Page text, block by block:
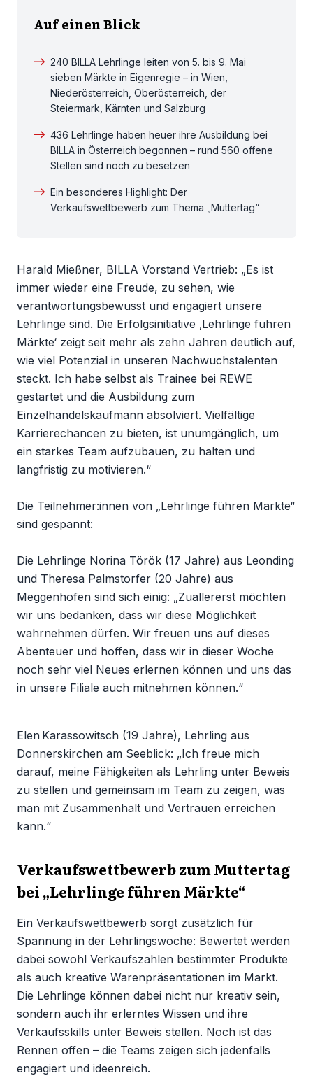
Auf einen Blick
240 BILLA Lehrlinge leiten von 5. bis 9. Mai
sieben Märkte in Eigenregie – in Wien,
Niederösterreich, Oberösterreich, der
Steiermark, Kärnten und Salzburg
436 Lehrlinge haben heuer ihre Ausbildung bei
BILLA in Österreich begonnen – rund 560 offene
Stellen sind noch zu besetzen
Ein besonderes Highlight: Der
Verkaufswettbewerb zum Thema „Muttertag“
Harald Mießner, BILLA Vorstand Vertrieb: „Es ist
immer wieder eine Freude, zu sehen, wie
verantwortungsbewusst und engagiert unsere
Lehrlinge sind. Die Erfolgsinitiative ‚Lehrlinge führen
Märkte‘ zeigt seit mehr als zehn Jahren deutlich auf,
wie viel Potenzial in unseren Nachwuchstalenten
steckt. Ich habe selbst als Trainee bei REWE
gestartet und die Ausbildung zum
Einzelhandelskaufmann absolviert. Vielfältige
Karrierechancen zu bieten, ist unumgänglich, um
ein starkes Team aufzubauen, zu halten und
langfristig zu motivieren.“
Die Teilnehmer:innen von „Lehrlinge führen Märkte“
sind gespannt:
Die Lehrlinge Norina Török (17 Jahre) aus Leonding
und Theresa Palmstorfer (20 Jahre) aus
Meggenhofen sind sich einig: „Zuallererst möchten
wir uns bedanken, dass wir diese Möglichkeit
wahrnehmen dürfen. Wir freuen uns auf dieses
Abenteuer und hoffen, dass wir in dieser Woche
noch sehr viel Neues erlernen können und uns das
in unsere Filiale auch mitnehmen können.“
Elen Karassowitsch (19 Jahre), Lehrling aus
Donnerskirchen am Seeblick: „Ich freue mich
darauf, meine Fähigkeiten als Lehrling unter Beweis
zu stellen und gemeinsam im Team zu zeigen, was
man mit Zusammenhalt und Vertrauen erreichen
kann.“
Verkaufswettbewerb zum Muttertag
bei „Lehrlinge führen Märkte“
Ein Verkaufswettbewerb sorgt zusätzlich für
Spannung in der Lehrlingswoche: Bewertet werden
dabei sowohl Verkaufszahlen bestimmter Produkte
als auch kreative Warenpräsentationen im Markt.
Die Lehrlinge können dabei nicht nur kreativ sein,
sondern auch ihr erlerntes Wissen und ihre
Verkaufsskills unter Beweis stellen. Noch ist das
Rennen offen – die Teams zeigen sich jedenfalls
engagiert und ideenreich.